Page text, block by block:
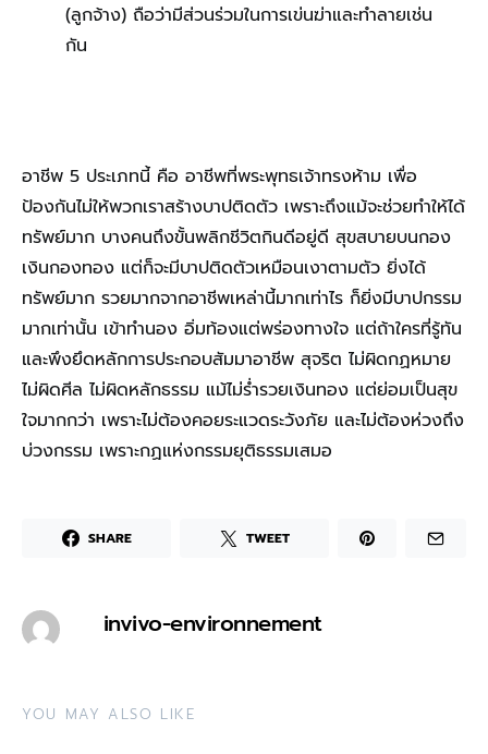
(ลูกจ้าง) ถือว่ามีส่วนร่วมในการเข่นฆ่าและทำลายเช่น
กัน
อาชีพ 5 ประเภทนี้ คือ อาชีพที่พระพุทธเจ้าทรงห้าม เพื่อ
ป้องกันไม่ให้พวกเราสร้างบาปติดตัว เพราะถึงแม้จะช่วยทำให้ได้
ทรัพย์มาก บางคนถึงขั้นพลิกชีวิตกินดีอยู่ดี สุขสบายบนกอง
เงินกองทอง แต่ก็จะมีบาปติดตัวเหมือนเงาตามตัว ยิ่งได้
ทรัพย์มาก รวยมากจากอาชีพเหล่านี้มากเท่าไร ก็ยิ่งมีบาปกรรม
มากเท่านั้น เข้าทำนอง อิ่มท้องแต่พร่องทางใจ แต่ถ้าใครที่รู้ทัน
และพึงยึดหลักการประกอบสัมมาอาชีพ สุจริต ไม่ผิดกฏหมาย
ไม่ผิดศีล ไม่ผิดหลักธรรม แม้ไม่ร่ำรวยเงินทอง แต่ย่อมเป็นสุข
ใจมากกว่า เพราะไม่ต้องคอยระแวดระวังภัย และไม่ต้องห่วงถึง
บ่วงกรรม เพราะกฏแห่งกรรมยุติธรรมเสมอ
SHARE TWEET
invivo-environnement
YOU MAY ALSO LIKE